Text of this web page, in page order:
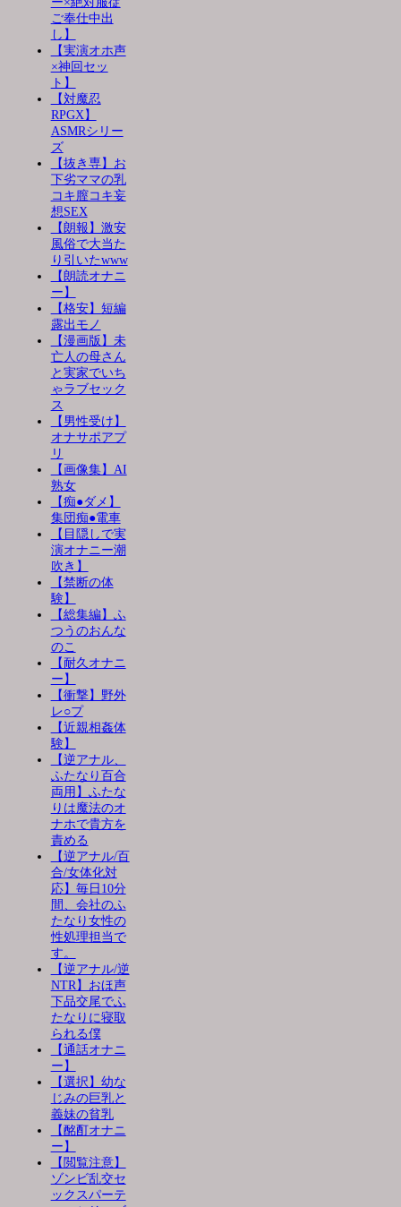
ご奉仕中出
し】
【実演オホ声
×神回セッ
ト】
【対魔忍
RPGX】
ASMRシリー
ズ
【抜き専】お
下劣ママの乳
コキ膣コキ妄
想SEX
【朗報】激安
風俗で大当た
り引いたwww
【朗読オナニ
ー】
【格安】短編
露出モノ
【漫画版】未
亡人の母さん
と実家でいち
ゃラブセック
ス
【男性受け】
オナサポアプ
リ
【画像集】AI
熟女
【痴●ダメ】
集団痴●電車
【目隠しで実
演オナニー潮
吹き】
【禁断の体
験】
【総集編】ふ
つうのおんな
のこ
【耐久オナニ
ー】
【衝撃】野外
レ○プ
【近親相姦体
験】
【逆アナル、
ふたなり百合
両用】ふたな
りは魔法のオ
ナホで貴方を
責める
【逆アナル/百
合/女体化対
応】毎日10分
間、会社のふ
たなり女性の
性処理担当で
す。
【逆アナル/逆
NTR】おほ声
下品交尾でふ
たなりに寝取
られる僕
【通話オナニ
ー】
【選択】幼な
じみの巨乳と
義妹の貧乳
【酩酊オナニ
ー】
【閲覧注意】
ゾンビ乱交セ
ックスパーテ